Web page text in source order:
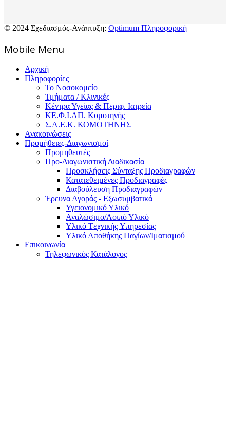
© 2024 Σχεδιασμός-Ανάπτυξη: Optimum Πληροφορική
Mοbile Menu
Αρχική
Πληροφορίες
Το Νοσοκομείο
Τμήματα / Κλινικές
Κέντρα Υγείας & Περιφ. Ιατρεία
ΚΕ.Φ.Ι.ΑΠ. Κομοτηνής
Σ.Α.Ε.Κ. ΚΟΜΟΤΗΝΗΣ
Ανακοινώσεις
Προμήθειες-Διαγωνισμοί
Προμηθευτές
Προ-Διαγωνιστική Διαδικασία
Προσκλήσεις Σύνταξης Προδιαγραφών
Κατατεθειμένες Προδιαγραφές
Διαβούλευση Προδιαγραφών
Έρευνα Αγοράς - Εξωσυμβατικά
Υγειονομικό Υλικό
Αναλώσιμο/Λοιπό Υλικό
Υλικό Tεχνικής Yπηρεσίας
Υλικό Αποθήκης Παγίων/Ιματισμού
Επικοινωνία
Τηλεφωνικός Κατάλογος